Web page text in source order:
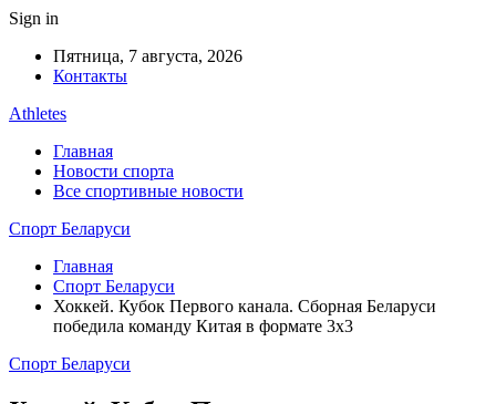
Sign in
Пятница, 7 августа, 2026
Контакты
Athletes
Главная
Новости спорта
Все спортивные новости
Спорт Беларуси
Главная
Спорт Беларуси
Хоккей. Кубок Первого канала. Сборная Беларуси
победила команду Китая в формате 3х3
Спорт Беларуси